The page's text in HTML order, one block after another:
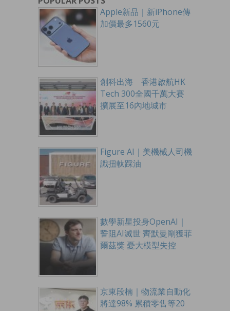
Apple新品｜新iPhone傳
加價最多1560元
創科出海 香港啟航HK
Tech 300全國千萬大賽
擴展至16內地城市
Figure AI｜美機械人司機
識扭軚踩油
數學新星投身OpenAI｜
誓阻AI滅世 齊默曼剛獲菲
爾茲獎 憂大模型失控
京東段楠｜物流業自動化
將達98% 累積零售等20